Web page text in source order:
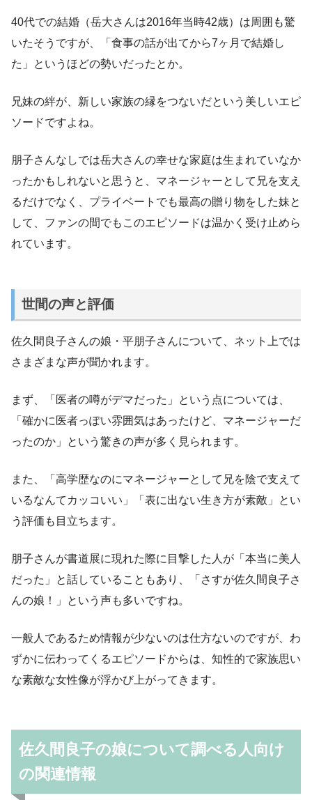
40代での結婚（岳大さんは2016年当時42歳）は周囲も驚
いたそうですが、「食事の話が出てから7ヶ月で結婚し
た」というほどの勢いだったとか。
兄妹の絆が、新しい家族の縁をつないだという美しいエピ
ソードですよね。
朋子さんなしでは岳大さんの幸せな家庭は生まれていなか
ったかもしれないと思うと、マネージャーとして兄を支え
るだけでなく、プライベートでも最高の贈り物をした妹と
して、ファンの間でもこのエピソードは温かく受け止めら
れています。
世間の声と評価
佐久間良子さんの娘・平朋子さんについて、ネット上では
さまざまな声が聞かれます。
まず、「医者の噂がデマだった」という点については、
「確かに医者っぽい雰囲気はあったけど、マネージャーだ
ったのか」という驚きの声が多く見られます。
また、「高学歴なのにマネージャーとして兄を陰で支えて
いるなんてカッコいい」「表に出ない生き方が素敵」とい
う評価も目立ちます。
朋子さんが書道展に現れた際に目撃した人が「本当に美人
だった」と話していることもあり、「さすが佐久間良子さ
んの娘！」という声も多いですね。
一般人であるため情報が少ないのは仕方ないのですが、わ
ずかに伝わってくるエピソードからは、知性的で家族思い
な素敵な女性像が浮かび上がってきます。
佐久間良子の娘について調べる人向け
の関連情報